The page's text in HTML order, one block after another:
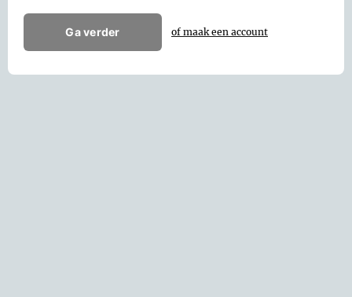
Ga verder of maak een account